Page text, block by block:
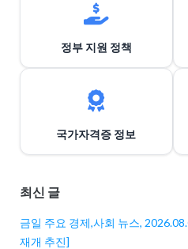
정부 지원 정책
국가자격증 정보
최신 글
금일 주요 경제,사회 뉴스,
재개 추진]